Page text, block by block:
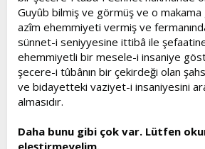
Guyûb bilmiş ve görmüş ve o makama
azîm ehemmiyeti vermiş ve
sünnet-i seniyyesine ittibâ ile
ehemmiyetli bir mesele-i insaniye
şecere-i tûbânın bir çekirdeği olan
ve bidayetteki vaziyet-i insaniyesini
almasıdır.
Daha bunu gibi çok var. Lütfen
eleştirmeyelim.